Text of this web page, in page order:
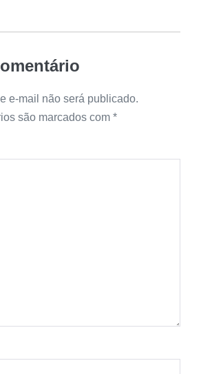
e-mail não será publicado.
são marcados com *